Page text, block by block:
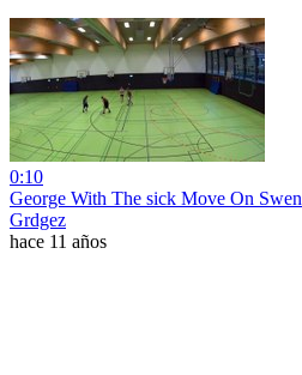
0:10
George With The sick Move On Swen
Grdgez
hace 11 años